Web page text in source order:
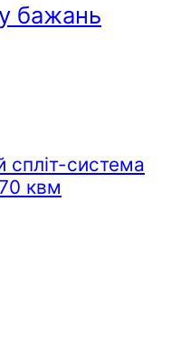
бажань
спліт-система
квм